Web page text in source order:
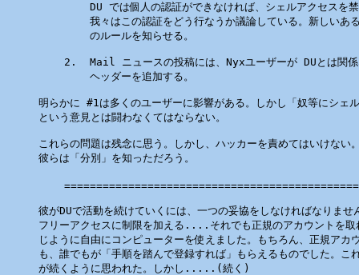
DU では個人の認証ができなければ、シェルアクセスを
我々はこの認証をどう行なうか議論している。新しいあ
        のルールを知らせる。
2.  Mail ニュースの投稿には、Nyxユーザーが DUとは関係
        ヘッダーを追加する。
明らかに #1は多くのユーザーに影響がある。しかし「奴等にシェ
という意見とは闘わなくてはならない。
これらの問題は残念に思う。しかし、ハッカーを責めてはいけない
彼らは「分別」を知っただろう。
彼がDUで活動を続けていくには、一つの妥協をしなければなりませ
フリーアクセスに制限を加える....それでも正規のアカウントを取
じように自由にコンピューターを使えました。もちろん、正規アカ
も、誰でもが「手順を踏んで登録すれば」もらえるものでした。こ
が続くように思われた。しかし.....(続く)